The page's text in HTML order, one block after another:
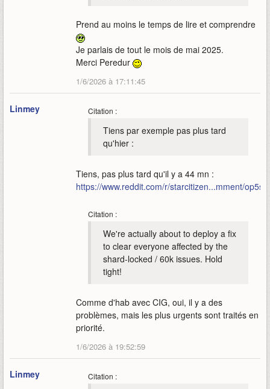
Prend au moins le temps de lire et comprendre
Je parlais de tout le mois de mai 2025.
Merci Peredur
1/6/2026 à 17:11:45
Linmey Citation :
Tiens par exemple pas plus tard
qu'hier :
Tiens, pas plus tard qu'il y a 44 mn :
https://www.reddit.com/r/starcitizen...mment/
Citation :
We're actually about to deploy a fix
to clear everyone affected by the
shard-locked / 60k issues. Hold
tight!
Comme d'hab avec CIG, oui, il y a des
problèmes, mais les plus urgents sont traités en
priorité.
1/6/2026 à 19:52:59
Linmey Citation :